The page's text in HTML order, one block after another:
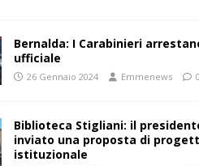
Bernalda: I Carabinieri
ufficiale
26 Gennaio 2024 Emmenews 0
Biblioteca Stigliani: il
inviato una proposta di
istituzionale